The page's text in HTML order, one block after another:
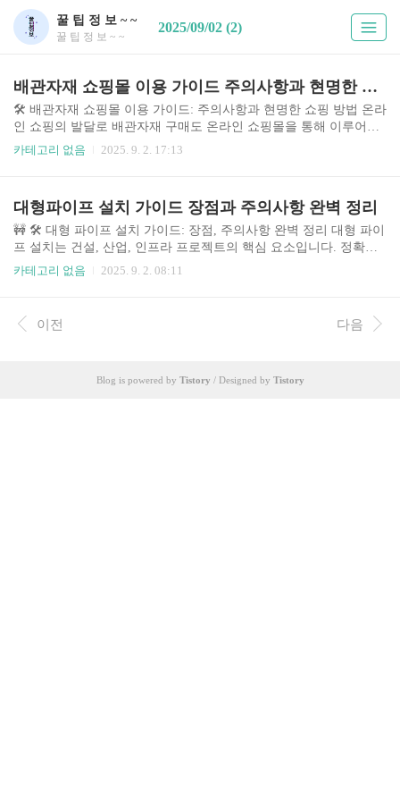
꿀 팁 정 보 ~ ~
꿀 팁 정 보 ~ ~
2025/09/02 (2)
배관자재 쇼핑몰 이용 가이드 주의사항과 현명한 쇼핑 방법
🛠️ 배관자재 쇼핑몰 이용 가이드: 주의사항과 현명한 쇼핑 방법 온라
인 쇼핑의 발달로 배관자재 구매도 온라인 쇼핑몰을 통해 이루어지
는 것이 일반화되었습니다. 다양한 제품과 가격 비교가 가능하지만,
자 합니다. 최근 배관자재 가격 상승과 품질 관리 이슈 등으로 소비
자들의 현명한 선택이 더욱 중요해지고 있습니다. 더 나아가 친환경
자재의 등장 및 기술 발전 또한 시장의 변화를 주도하고 있으며, 소
비자는 이러한 변화를 이해하고 제품 선택에 반영해야 합니다. 본 가
이드는 이러한 시장 변화를 반영하..
카테고리 없음 2025. 9. 2. 17:13
대형파이프 설치 가이드 장점과 주의사항 완벽 정리
🚧 🛠️ 대형 파이프 설치 가이드: 장점, 주의사항 완벽 정리 대형 파이
프 설치는 건설, 산업, 인프라 프로젝트의 핵심 요소입니다. 정확하
고 안전한 설치는 프로젝트 성공과 장기적인 효율성에 직결됩니다.
다양한 대형 파이프 설치 방법을 비교 분석하고, 각 방법의 장단점,
주의사항, 최적의 선택 기준을 제시하여 효율적이고 안전한 설치를
해를 돕고자 합니다. 특히, 안전사고 예방을 위한 구체적인 체크리스
카테고리 없음 2025. 9. 2. 08:11
이전 다음
Blog is powered by Tistory / Designed by Tistory